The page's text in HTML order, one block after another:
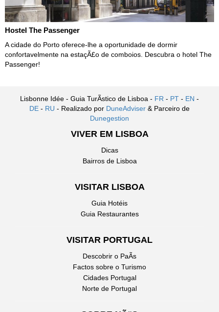
Hostel The Passenger
A cidade do Porto oferece-lhe a oportunidade de dormir
confortavelmente na estaçÃ£o de comboios. Descubra o hotel The
Passenger!
Lisbonne Idée - Guia TurÃ­stico de Lisboa - FR - PT - EN -
DE - RU - Realizado por DuneAdviser & Parceiro de
Dunegestion
VIVER EM LISBOA
Dicas
Bairros de Lisboa
VISITAR LISBOA
Guia Hotéis
Guia Restaurantes
VISITAR PORTUGAL
Descobrir o PaÃ­s
Factos sobre o Turismo
Cidades Portugal
Norte de Portugal